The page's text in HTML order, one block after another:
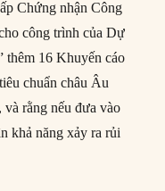
Chứng nhận Công
công trình của Dự
thêm 16 Khuyến cáo
chuẩn châu Âu
và rằng nếu đưa vào
khả năng xảy ra rủi